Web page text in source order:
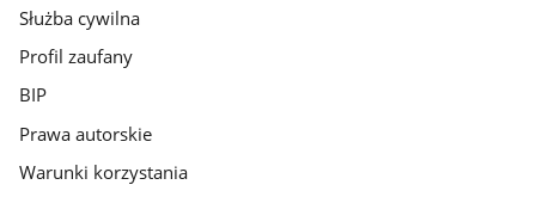
Służba cywilna
Profil zaufany
BIP
Prawa autorskie
Warunki korzystania